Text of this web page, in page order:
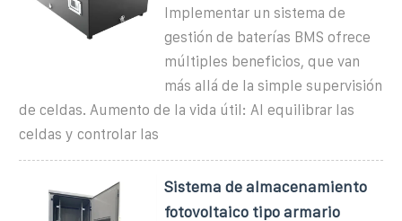
Implementar un sistema de
gestión de baterías BMS ofrece
múltiples beneficios, que van
más allá de la simple supervisión
de celdas. Aumento de la vida útil: Al equilibrar las
celdas y controlar las
Sistema de almacenamiento
fotovoltaico tipo armario